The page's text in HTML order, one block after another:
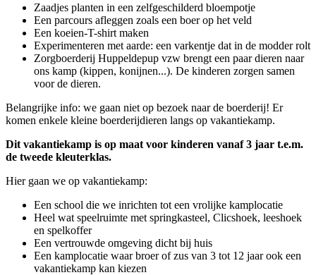
Zaadjes planten in een zelfgeschilderd bloempotje
Een parcours afleggen zoals een boer op het veld
Een koeien-T-shirt maken
Experimenteren met aarde: een varkentje dat in de modder rolt
Zorgboerderij Huppeldepup vzw brengt een paar dieren naar
ons kamp (kippen, konijnen...). De kinderen zorgen samen
voor de dieren.
Belangrijke info: we gaan niet op bezoek naar de boerderij! Er
komen enkele kleine boerderijdieren langs op vakantiekamp.
Dit vakantiekamp is op maat voor kinderen vanaf 3 jaar t.e.m.
de tweede kleuterklas.
Hier gaan we op vakantiekamp:
Een school die we inrichten tot een vrolijke kamplocatie
Heel wat speelruimte met springkasteel, Clicshoek, leeshoek
en spelkoffer
Een vertrouwde omgeving dicht bij huis
Een kamplocatie waar broer of zus van 3 tot 12 jaar ook een
vakantiekamp kan kiezen